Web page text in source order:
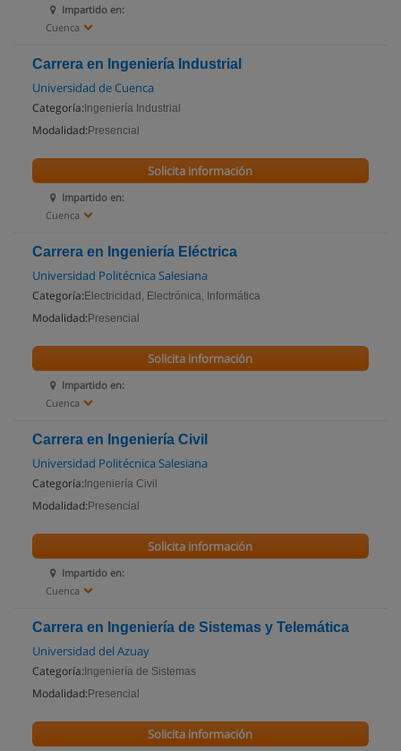
Impartido en:
Cuenca
Carrera en Ingeniería Industrial
Universidad de Cuenca
Categoría: Ingeniería Industrial
Modalidad: Presencial
Impartido en:
Cuenca
Solicita información
Carrera en Ingeniería Eléctrica
Universidad Politécnica Salesiana
Categoría: Electricidad, Electrónica, Informática
Modalidad: Presencial
Impartido en:
Cuenca
Solicita información
Carrera en Ingeniería Civil
Universidad Politécnica Salesiana
Categoría: Ingeniería Civil
Modalidad: Presencial
Impartido en:
Cuenca
Solicita información
Carrera en Ingeniería de Sistemas y Telemática
Universidad del Azuay
Categoría: Ingeniería de Sistemas
Modalidad: Presencial
Solicita información